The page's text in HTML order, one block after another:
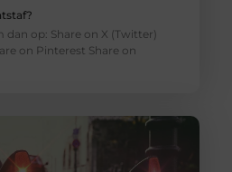
dan op: Share on X (Twitter)
on Pinterest Share on